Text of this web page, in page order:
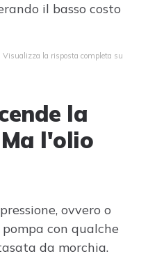
il basso costo
Visualizza la risposta completa su
la
l'olio
ovvero o
con qualche
da morchia.